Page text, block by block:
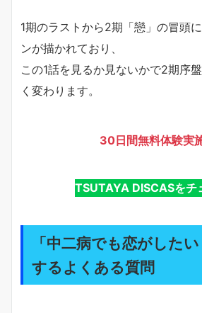
1期のラストから2期「戀」の冒頭
ンが描かれており、
この1話を見るか見ないかで2期序
く変わります。
30日間無料体験実
TSUTAYA DISCASをチ
「中二病でも恋がした
するよくある質問